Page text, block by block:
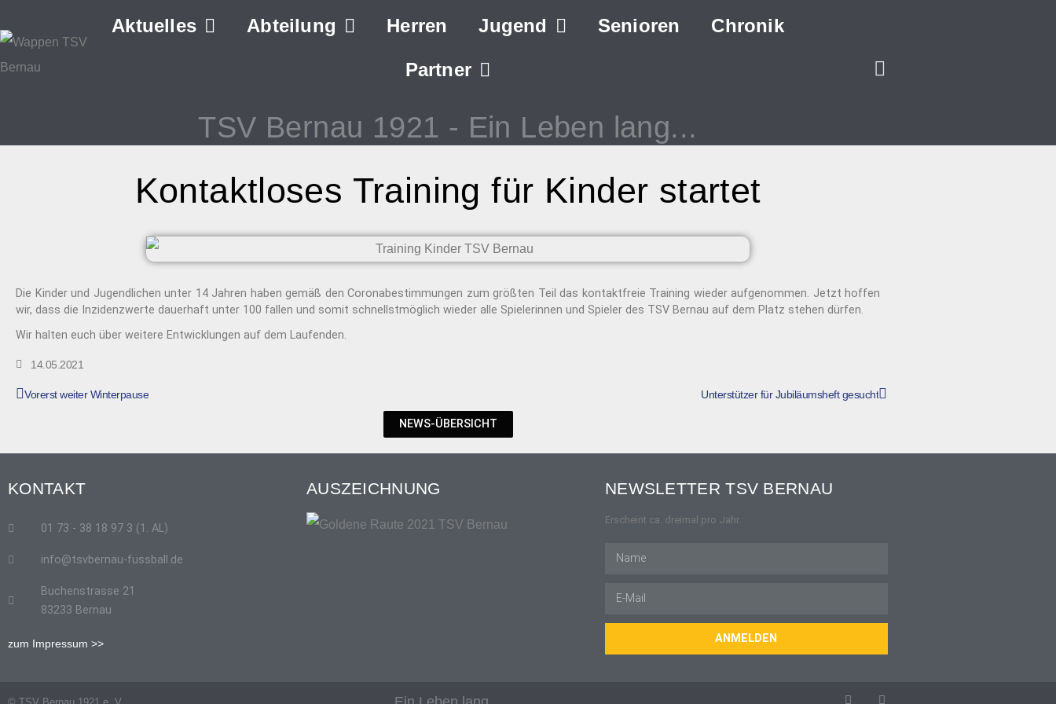
Aktuelles Abteilung Herren Jugend Senioren Chronik
Partner
TSV Bernau 1921 - Ein Leben lang...
Kontaktloses Training für Kinder startet
Die Kinder und Jugendlichen unter 14 Jahren haben gemäß den Coronabestimmungen zum größten Teil das kontaktfreie Training wieder aufgenommen. Jetzt hoffen
wir, dass die Inzidenzwerte dauerhaft unter 100 fallen und somit schnellstmöglich wieder alle Spielerinnen und Spieler des TSV Bernau auf dem Platz stehen dürfen.
Wir halten euch über weitere Entwicklungen auf dem Laufenden.
14.05.2021
Vorerst weiter Winterpause Unterstützer für Jubiläumsheft gesucht
NEWS-ÜBERSICHT
KONTAKT
01 73 - 38 18 97 3 (1. AL)
info@tsvbernau-fussball.de
Buchenstrasse 21
83233 Bernau
zum Impressum >>
AUSZEICHNUNG NEWSLETTER TSV BERNAU
Erscheint ca. dreimal pro Jahr.
ANMELDEN